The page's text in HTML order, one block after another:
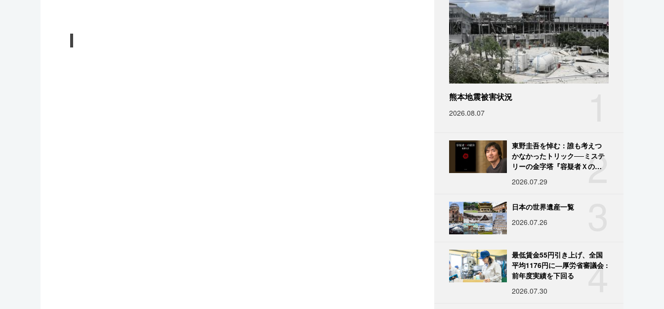
熊本地震被害状況
2026.08.07
2
東野圭吾を悼む：誰も考えつ
かなかったトリック──ミステ
リーの金字塔『容疑者Ｘの献
2026.07.29
日本の世界遺産一覧
2026.07.26
4
最低賃金55円引き上げ、全国
平均1176円に―厚労省審議会 :
前年度実績を下回る
2026.07.30